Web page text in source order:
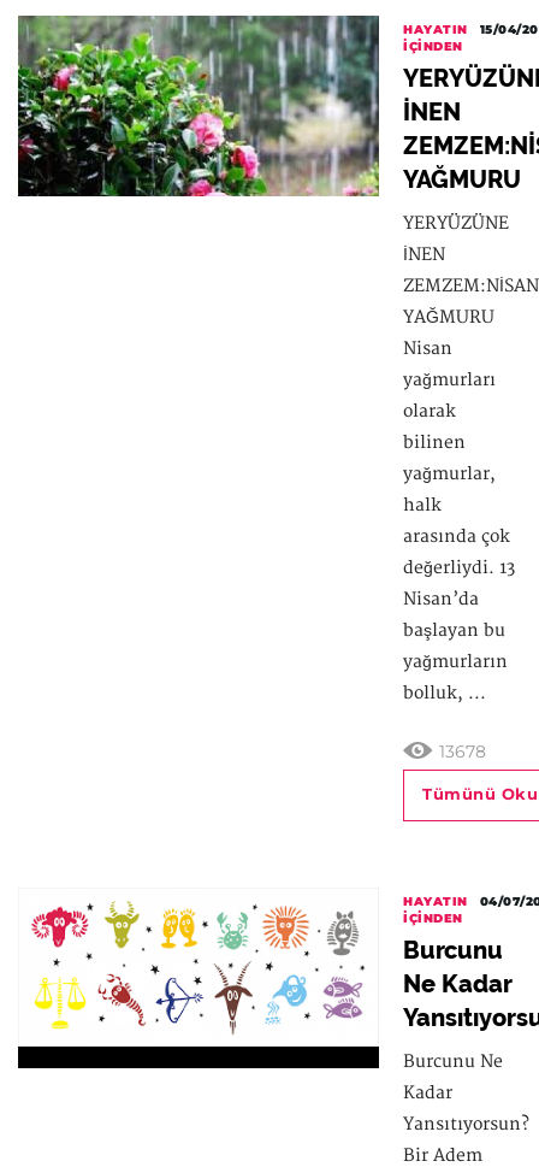
HAYATIN
İÇINDEN
15/04/
İNEN
YAĞMURU
YERYÜZÜNE
İNEN
ZEMZEM:NİSAN
YAĞMURU
Nisan
yağmurları
olarak
bilinen
yağmurlar,
halk
arasında çok
değerliydi. 13
Nisan’da
başlayan bu
yağmurların
bolluk, ...
13678
Tümünü Oku
HAYATIN
İÇINDEN
04/07/
Burcunu
Ne Kadar
Burcunu Ne
Kadar
Yansıtıyorsun?
Bir Adem